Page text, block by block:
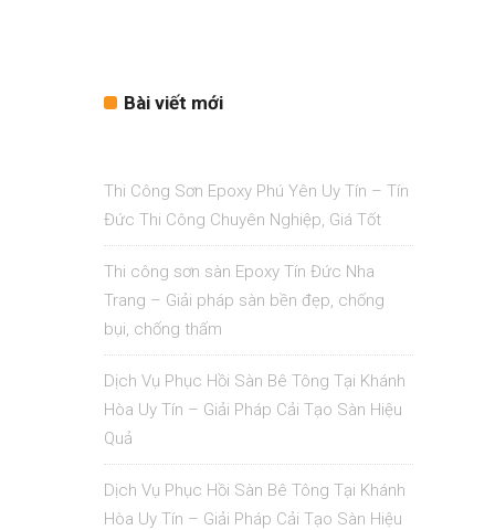
Bài viết mới
Thi Công Sơn Epoxy Phú Yên Uy Tín – Tín
Đức Thi Công Chuyên Nghiệp, Giá Tốt
Thi công sơn sàn Epoxy Tín Đức Nha
Trang – Giải pháp sàn bền đẹp, chống
bụi, chống thấm
Dịch Vụ Phục Hồi Sàn Bê Tông Tại Khánh
Hòa Uy Tín – Giải Pháp Cải Tạo Sàn Hiệu
Quả
Dịch Vụ Phục Hồi Sàn Bê Tông Tại Khánh
Hòa Uy Tín – Giải Pháp Cải Tạo Sàn Hiệu